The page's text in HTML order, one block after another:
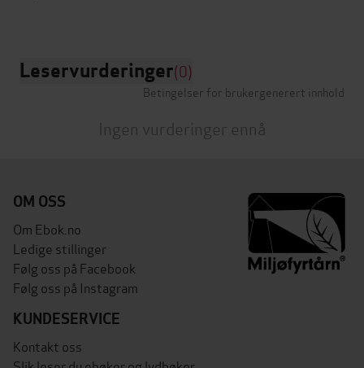
Leservurderinger(0)
Betingelser for brukergenerert innhold
Ingen vurderinger ennå
OM OSS
Om Ebok.no
Ledige stillinger
Følg oss på Facebook
Følg oss på Instagram
KUNDESERVICE
Kontakt oss